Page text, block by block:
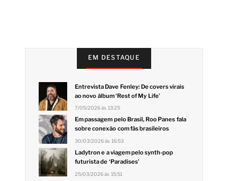
EM DESTAQUE
Entrevista Dave Fenley: De covers virais
ao novo álbum ‘Rest of My Life’
7/05/2026 às 13:25
Em passagem pelo Brasil, Roo Panes fala
sobre conexão com fãs brasileiros
30/03/2026 às 16:53
Ladytron e a viagem pelo synth-pop
futurista de ‘Paradises’
25/03/2026 às 15:51